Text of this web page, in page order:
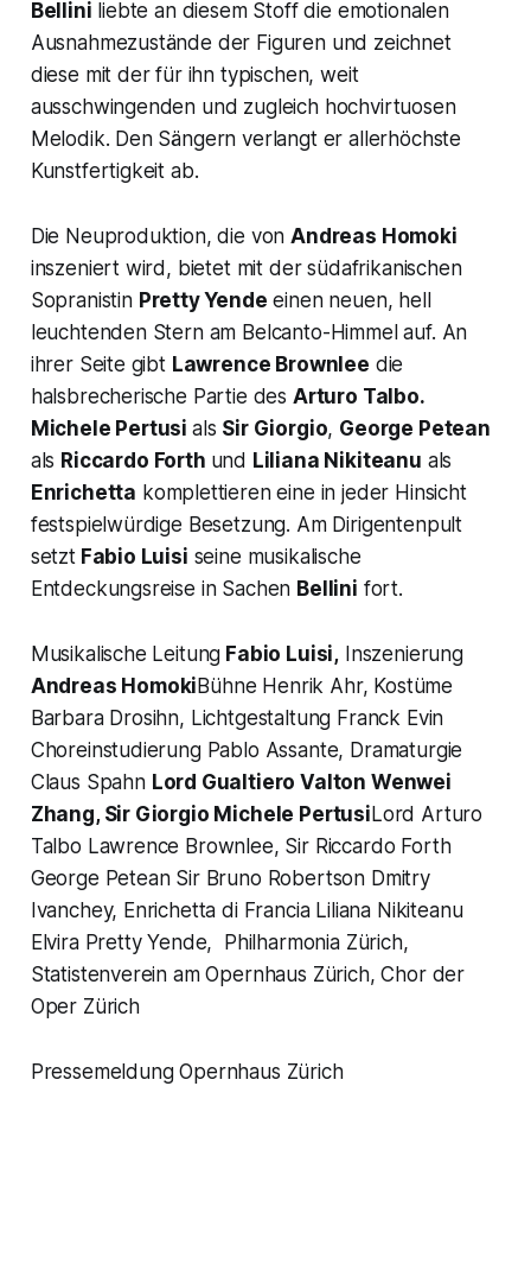
Bellini liebte an diesem Stoff die emotionalen
Ausnahmezustände der Figuren und zeichnet
diese mit der für ihn typischen, weit
ausschwingenden und zugleich hochvirtuosen
Melodik. Den Sängern verlangt er allerhöchste
Kunstfertigkeit ab.
Die Neuproduktion, die vonAndreas Homoki
inszeniert wird, bietet mit der südafrikanischen
Sopranistin Pretty Yende einen neuen, hell
leuchtenden Stern am Belcanto-Himmel auf. An
ihrer Seite gibt Lawrence Brownlee die
halsbrecherische Partie des Arturo Talbo.
Michele Pertusi als Sir Gior­gio, Geor­ge Petean
als Riccardo Forth und Liliana Nikiteanu als
Enrichetta komplettieren eine in jeder Hinsicht
festspielwürdige Besetzung. Am Dirigentenpult
setztFabio Luisi seine musikalische
Entdeckungsreise in Sachen Bellini fort.
Musikalische Leitung Fabio Luisi, Inszenierung
Andreas HomokiBühne Henrik Ahr, Kostüme
Barbara Drosihn, Lichtgestaltung Franck Evin
Choreinstudierung Pablo Assante, Dramaturgie
Claus Spahn Lord Gualtiero Valton Wenwei
Zhang, Sir Giorgio Michele PertusiLord Arturo
Talbo Lawrence Brownlee, Sir Riccardo Forth
George Petean Sir Bruno Robertson Dmitry
Ivanchey, Enrichetta di Francia Liliana Nikiteanu
Elvira Pretty Yende, Philharmonia Zürich,
Statistenverein am Opernhaus Zürich, Chor der
Oper Zürich
Pressemeldung Opernhaus Zürich